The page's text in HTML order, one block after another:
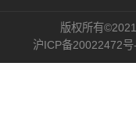
版权所有
沪ICP备20022472号